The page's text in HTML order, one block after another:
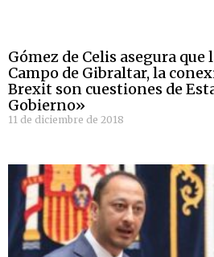
Gómez de Celis asegura que
Campo de Gibraltar, la
Brexit son cuestiones de
Gobierno»
11 de diciembre de 2018